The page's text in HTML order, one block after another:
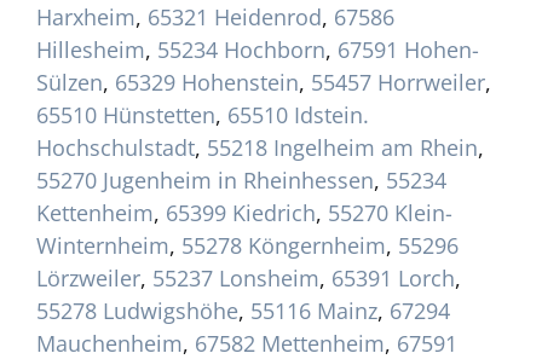
Harxheim, 65321 Heidenrod, 67586
Hillesheim, 55234 Hochborn, 67591 Hohen-
Sülzen, 65329 Hohenstein, 55457 Horrweiler,
65510 Hünstetten, 65510 Idstein.
Hochschulstadt, 55218 Ingelheim am Rhein,
55270 Jugenheim in Rheinhessen, 55234
Kettenheim, 65399 Kiedrich, 55270 Klein-
Winternheim, 55278 Köngernheim, 55296
Lörzweiler, 55237 Lonsheim, 65391 Lorch,
55278 Ludwigshöhe, 55116 Mainz, 67294
Mauchenheim, 67582 Mettenheim, 67591